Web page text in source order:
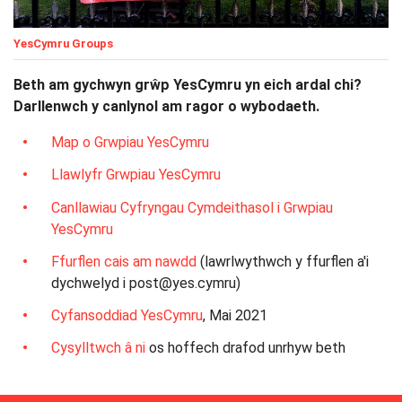
YesCymru Groups
Beth am gychwyn grŵp YesCymru yn eich ardal chi?
Darllenwch y canlynol am ragor o wybodaeth.
Map o Grwpiau YesCymru
Llawlyfr Grwpiau YesCymru
Canllawiau Cyfryngau Cymdeithasol i Grwpiau
YesCymru
Ffurflen cais am nawdd (lawrlwythwch y ffurflen a'i
dychwelyd ipost@yes.cymru)
Cyfansoddiad YesCymru, Mai 2021
Cysylltwch â ni os hoffech drafod unrhyw beth